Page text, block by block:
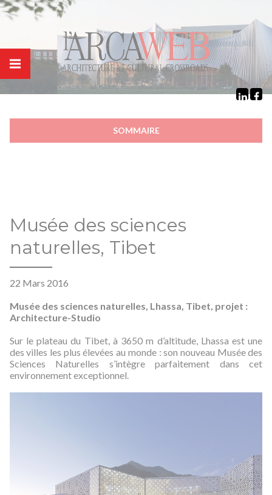
SOMMAIRE
Musée des sciences
naturelles, Tibet
22 Mars 2016
Musée des sciences naturelles, Lhassa, Tibet, projet :
Architecture-Studio
Sur le plateau du Tibet, à 3650 m d’altitude, Lhassa est une
des villes les plus élevées au monde : son nouveau Musée des
Sciences Naturelles s’intègre parfaitement dans cet
environnement exceptionnel.
Panneau de gestion des cookies